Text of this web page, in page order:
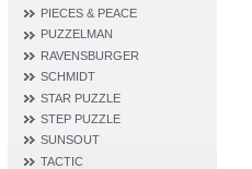
PIECES & PEACE
PUZZELMAN
RAVENSBURGER
SCHMIDT
STAR PUZZLE
STEP PUZZLE
SUNSOUT
TACTIC